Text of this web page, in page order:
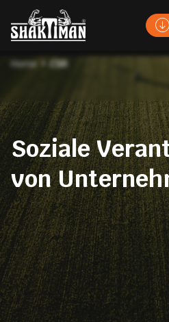
Home CSR
Soziale
von
Teilen